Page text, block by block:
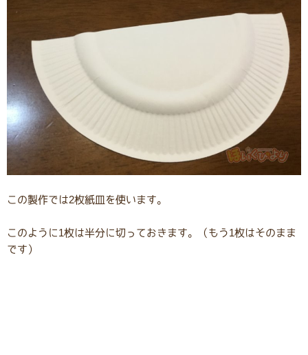
この製作では2枚紙皿を使います。
このように1枚は半分に切っておきます。（もう1枚はそのまま
です）